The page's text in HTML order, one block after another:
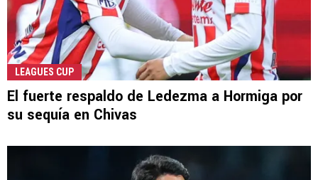
LEAGUES CUP
El fuerte respaldo de Ledezma a Hormiga por
su sequía en Chivas